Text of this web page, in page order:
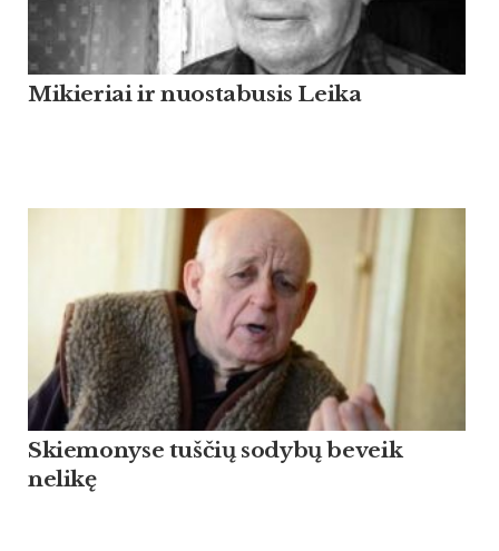
Mikieriai ir nuostabusis Leika
Skiemonyse tuščių sodybų beveik
nelikę